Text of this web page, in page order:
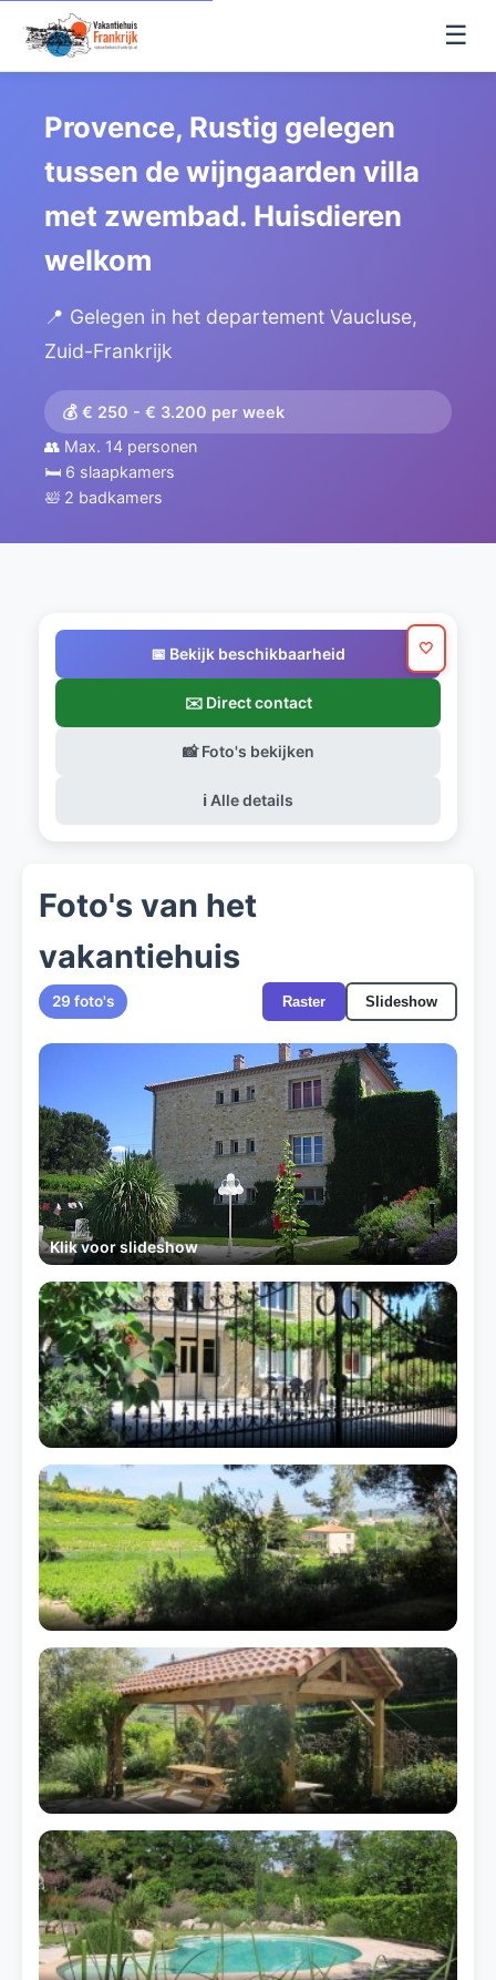
☰
Provence, Rustig gelegen
tussen de wijngaarden villa
met zwembad. Huisdieren
welkom
📍 Gelegen in het departement Vaucluse,
Zuid-Frankrijk
💰 € 250 - € 3.200 per week
👥 Max. 14 personen
🛏️ 6 slaapkamers
🛀 2 badkamers
📅 Bekijk beschikbaarheid
✉️ Direct contact
📸 Foto's bekijken
ℹ️ Alle details
🤍
Foto's van het
vakantiehuis
29 foto's Raster Slideshow
Klik voor slideshow